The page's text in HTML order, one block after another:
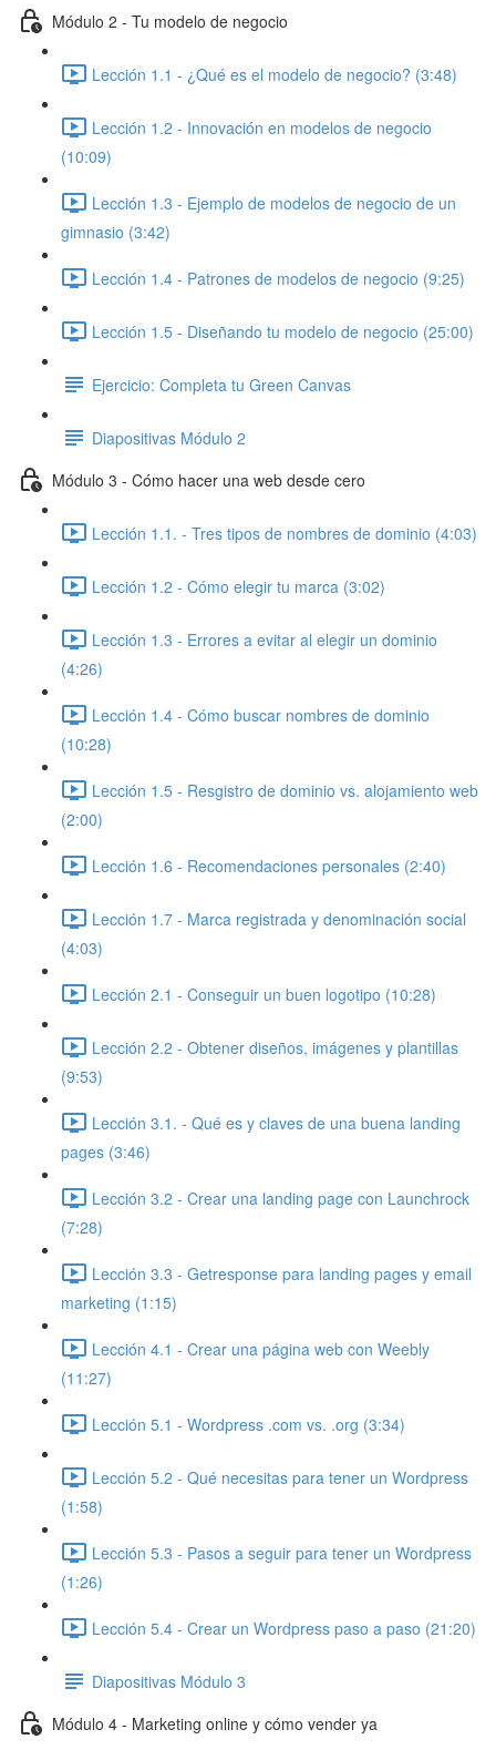
Módulo 2 - Tu modelo de negocio
Lección 1.1 - ¿Qué es el modelo de negocio? (3:48)
Lección 1.2 - Innovación en modelos de negocio
(10:09)
Lección 1.3 - Ejemplo de modelos de negocio de un
gimnasio (3:42)
Lección 1.4 - Patrones de modelos de negocio (9:25)
Lección 1.5 - Diseñando tu modelo de negocio (25:00)
Ejercicio: Completa tu Green Canvas
Diapositivas Módulo 2
Módulo 3 - Cómo hacer una web desde cero
Lección 1.1. - Tres tipos de nombres de dominio (4:03)
Lección 1.2 - Cómo elegir tu marca (3:02)
Lección 1.3 - Errores a evitar al elegir un dominio
(4:26)
Lección 1.4 - Cómo buscar nombres de dominio
(10:28)
Lección 1.5 - Resgistro de dominio vs. alojamiento web
(2:00)
Lección 1.6 - Recomendaciones personales (2:40)
Lección 1.7 - Marca registrada y denominación social
(4:03)
Lección 2.1 - Conseguir un buen logotipo (10:28)
Lección 2.2 - Obtener diseños, imágenes y plantillas
(9:53)
Lección 3.1. - Qué es y claves de una buena landing
pages (3:46)
Lección 3.2 - Crear una landing page con Launchrock
(7:28)
Lección 3.3 - Getresponse para landing pages y email
marketing (1:15)
Lección 4.1 - Crear una página web con Weebly
(11:27)
Lección 5.1 - Wordpress .com vs. .org (3:34)
Lección 5.2 - Qué necesitas para tener un Wordpress
(1:58)
Lección 5.3 - Pasos a seguir para tener un Wordpress
(1:26)
Lección 5.4 - Crear un Wordpress paso a paso (21:20)
Diapositivas Módulo 3
Módulo 4 - Marketing online y cómo vender ya